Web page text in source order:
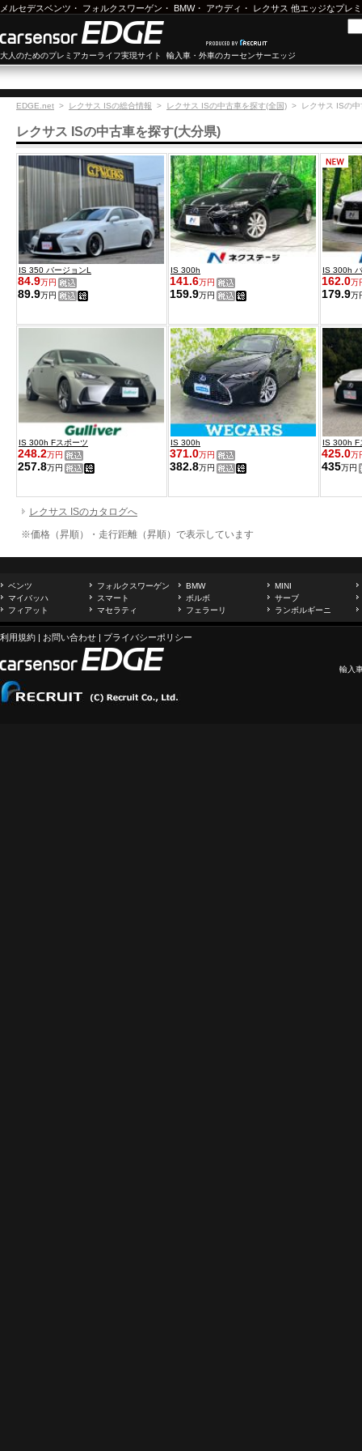
メルセデスベンツ ・ フォルクスワーゲン ・ BMW・ アウディ ・ レクサス 他エッジなプレ
大人のためのプレミアカーライフ実現サイト 輸入車・外車のカーセンサーエッジ
EDGE.net > レクサス ISの総合情報 > レクサス ISの中古車を探す(全国) > レクサス ISの中
レクサス ISの中古車を探す(大分県)
IS 350 バージョンL
84.9万円
89.9万円
IS 300h
141.6万円
159.9万円
IS 300h
162.0万
179.9万
IS 300h Fスポーツ
248.2万円
257.8万円
IS 300h
371.0万円
382.8万円
IS 300h F
425.0万
435万円
レクサス ISのカタログへ
※価格（昇順）・走行距離（昇順）で表示しています
ベンツ フォルクスワーゲン BMW
MINI
マイバッハ
スマート ボルボ
サーブ
フィアット
マセラティ フェラーリ ランボルギーニ
利用規約 | お問い合わせ | プライバシーポリシー
輸入